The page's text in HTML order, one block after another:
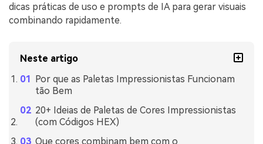
dicas práticas de uso e prompts de IA para gerar visuais
combinando rapidamente.
Neste artigo
Por que as Paletas Impressionistas Funcionam
tão Bem
20+ Ideias de Paletas de Cores Impressionistas
(com Códigos HEX)
Que cores combinam bem com o